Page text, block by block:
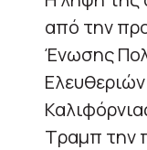
από την
Ένωσης
Τραμπ την